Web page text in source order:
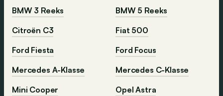
BMW 3 Reeks
BMW 5 Reeks
Citroën C3
Fiat 500
Ford Fiesta
Ford Focus
Mercedes A-Klasse
Mercedes C-Klasse
Mini Cooper
Opel Astra